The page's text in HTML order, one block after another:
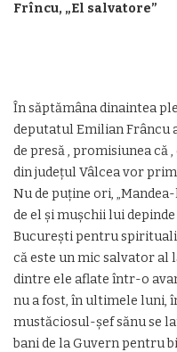
Frîncu, „El salvatore”
În săptămâna dinaintea
deputatul Emilian Frâncu
de presă , promisiunea că
din județul Vâlcea vor
Nu de puține ori,
de el și mușchii lui
București pentru
că este un mic salvator al
dintre ele aflate într-o
nu a fost, în ultimele luni,
mustăciosul-șef sănu se
bani de la Guvern pentru